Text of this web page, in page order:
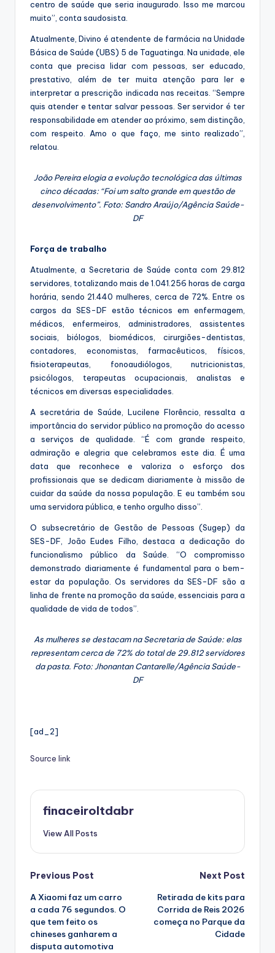
centro de saúde que seria inaugurado. Isso me marcou
muito”, conta saudosista.
Atualmente, Divino é atendente de farmácia na Unidade
Básica de Saúde (UBS) 5 de Taguatinga. Na unidade, ele
conta que precisa lidar com pessoas, ser educado,
prestativo, além de ter muita atenção para ler e
interpretar a prescrição indicada nas receitas. “Sempre
quis atender e tentar salvar pessoas. Ser servidor é ter
responsabilidade em atender ao próximo, sem distinção,
com respeito. Amo o que faço, me sinto realizado”,
relatou.
João Pereira elogia a evolução tecnológica das últimas
cinco décadas: “Foi um salto grande em questão de
desenvolvimento”. Foto: Sandro Araújo/Agência Saúde-
DF
Força de trabalho
Atualmente, a Secretaria de Saúde conta com 29.812
servidores, totalizando mais de 1.041.256 horas de carga
horária, sendo 21.440 mulheres, cerca de 72%. Entre os
cargos da SES-DF estão técnicos em enfermagem,
médicos, enfermeiros, administradores, assistentes
sociais, biólogos, biomédicos, cirurgiões-dentistas,
contadores, economistas, farmacêuticos, físicos,
fisioterapeutas, fonoaudiólogos, nutricionistas,
psicólogos, terapeutas ocupacionais, analistas e
técnicos em diversas especialidades.
A secretária de Saúde, Lucilene Florêncio, ressalta a
importância do servidor público na promoção do acesso
a serviços de qualidade. “É com grande respeito,
admiração e alegria que celebramos este dia. É uma
data que reconhece e valoriza o esforço dos
profissionais que se dedicam diariamente à missão de
cuidar da saúde da nossa população. E eu também sou
uma servidora pública, e tenho orgulho disso”.
O subsecretário de Gestão de Pessoas (Sugep) da
SES-DF, João Eudes Filho, destaca a dedicação do
funcionalismo público da Saúde. “O compromisso
demonstrado diariamente é fundamental para o bem-
estar da população. Os servidores da SES-DF são a
linha de frente na promoção da saúde, essenciais para a
qualidade de vida de todos”.
As mulheres se destacam na Secretaria de Saúde: elas
representam cerca de 72% do total de 29.812 servidores
da pasta. Foto: Jhonantan Cantarelle/Agência Saúde-
DF
[ad_2]
Source link
finaceiroltdabr
View All Posts
Post
navigation
Previous Post
A Xiaomi faz um carro
a cada 76 segundos. O
que tem feito os
chineses ganharem a
disputa automotiva
Next Post
Retirada de kits para
Corrida de Reis 2026
começa no Parque da
Cidade